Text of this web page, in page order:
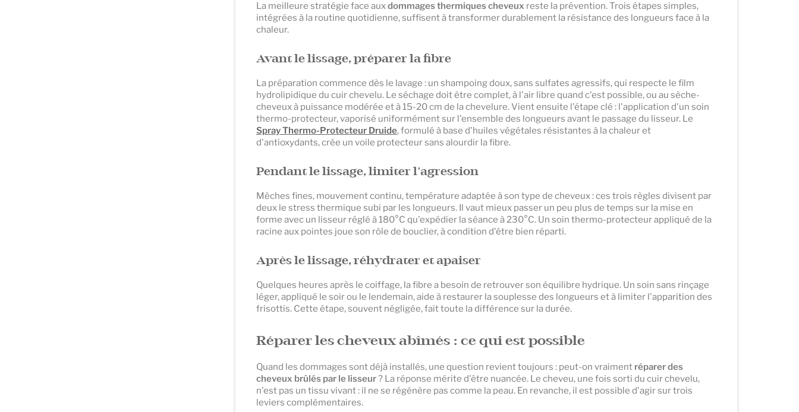
La meilleure stratégie face auxdommages thermiques cheveux reste la prévention. Trois étapes simples,
intégrées à la routine quotidienne, suffisent à transformer durablement la résistance des longueurs face à la
chaleur.
Avant le lissage, préparer la fibre
La préparation commence dès le lavage : un shampoing doux, sans sulfates agressifs, qui respecte le film
hydrolipidique du cuir chevelu. Le séchage doit être complet, à l'air libre quand c'est possible, ou au sèche-
cheveux à puissance modérée et à 15-20 cm de la chevelure. Vient ensuite l'étape clé : l'application d'un soin
thermo-protecteur, vaporisé uniformément sur l'ensemble des longueurs avant le passage du lisseur. Le
Spray Thermo-Protecteur Druide, formulé à base d'huiles végétales résistantes à la chaleur et
d'antioxydants, crée un voile protecteur sans alourdir la fibre.
Pendant le lissage, limiter l'agression
Mèches fines, mouvement continu, température adaptée à son type de cheveux : ces trois règles divisent par
deux le stress thermique subi par les longueurs. Il vaut mieux passer un peu plus de temps sur la mise en
forme avec un lisseur réglé à 180°C qu'expédier la séance à 230°C. Un soin thermo-protecteur appliqué de la
racine aux pointes joue son rôle de bouclier, à condition d'être bien réparti.
Après le lissage, réhydrater et apaiser
Quelques heures après le coiffage, la fibre a besoin de retrouver son équilibre hydrique. Un soin sans rinçage
léger, appliqué le soir ou le lendemain, aide à restaurer la souplesse des longueurs et à limiter l'apparition des
frisottis. Cette étape, souvent négligée, fait toute la différence sur la durée.
Réparer les cheveux abîmés : ce qui est possible
Quand les dommages sont déjà installés, une question revient toujours : peut-on vraiment réparer des
cheveux brûlés par le lisseur? La réponse mérite d'être nuancée. Le cheveu, une fois sorti du cuir chevelu,
n'est pas un tissu vivant : il ne se régénère pas comme la peau. En revanche, il est possible d'agir sur trois
leviers complémentaires.